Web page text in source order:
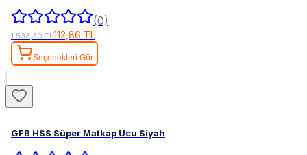
(0)
1.533,30 TL 112,86 TL
Seçenekleri Gör
GFB HSS Süper Matkap Ucu Siyah